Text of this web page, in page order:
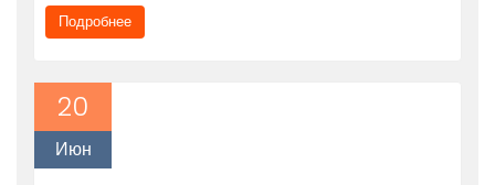
Подробнее
20
Июн